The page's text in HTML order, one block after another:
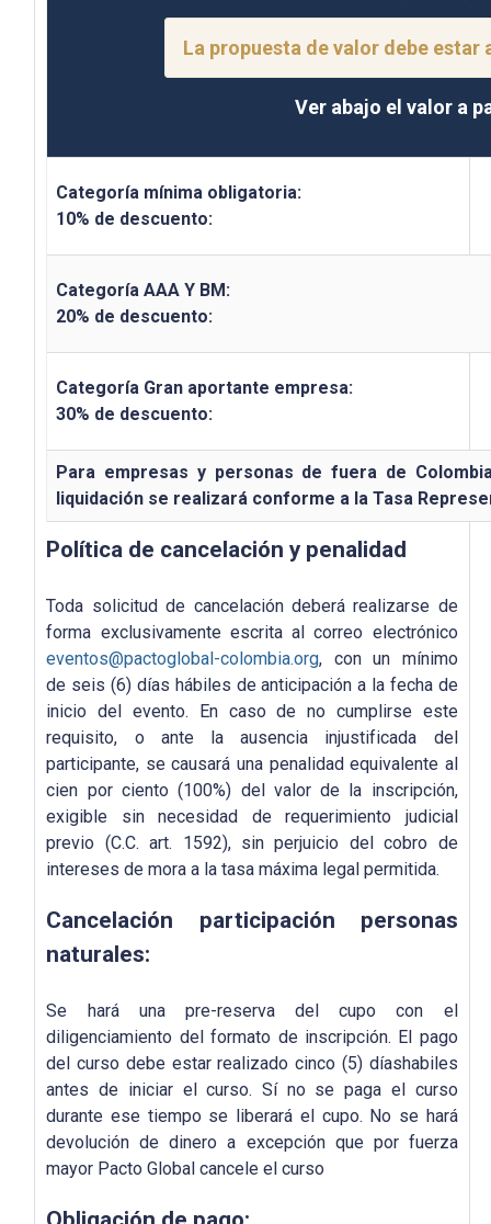
La propuesta de valor debe
Ver abajo el valor a
Categoría mínima obligatoria:
10% de descuento:
Categoría AAA Y BM:
20% de descuento:
Categoría Gran aportante empresa:
30% de descuento:
Para empresas y personas de fuera de
liquidación se realizará conforme a la Tasa
Política de cancelación y penalidad
Toda solicitud de cancelación deberá realizarse de
forma exclusivamente escrita al correo electrónico
eventos@pactoglobal-colombia.org, con un mínimo
de seis (6) días hábiles de anticipación a la fecha de
inicio del evento. En caso de no cumplirse este
requisito, o ante la ausencia injustificada del
participante, se causará una penalidad equivalente al
cien por ciento (100%) del valor de la inscripción,
exigible sin necesidad de requerimiento judicial
previo (C.C. art. 1592), sin perjuicio del cobro de
intereses de mora a la tasa máxima legal permitida.
Cancelación participación personas
naturales:
Se hará una pre-reserva del cupo con el
diligenciamiento del formato de inscripción. El pago
del curso debe estar realizado cinco (5) díashabiles
antes de iniciar el curso. Sí no se paga el curso
durante ese tiempo se liberará el cupo. No se hará
devolución de dinero a excepción que por fuerza
mayor Pacto Global cancele el curso